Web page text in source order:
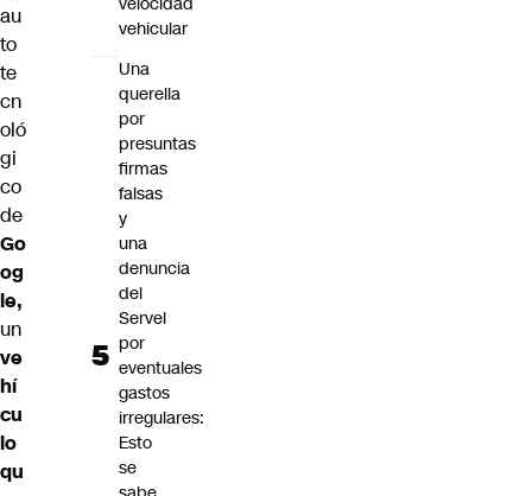
au
to
te
cn
oló
gi
co
de
Go
og
le,
un
ve
hí
cu
lo
qu
vehicular
Una
querella
por
presuntas
firmas
falsas
y
una
denuncia
del
Servel
por
eventuales
gastos
irregulares:
Esto
se